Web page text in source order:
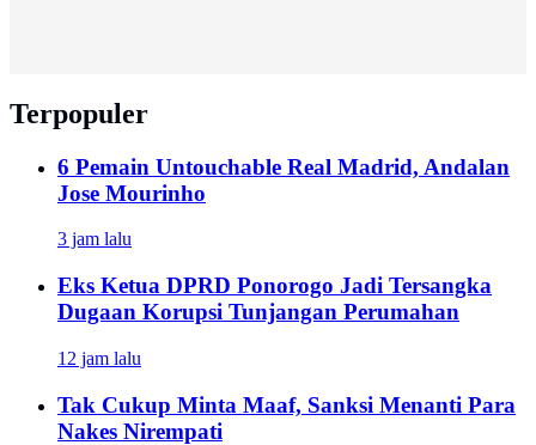
Terpopuler
6 Pemain Untouchable Real Madrid, Andalan
Jose Mourinho
3 jam lalu
Eks Ketua DPRD Ponorogo Jadi Tersangka
Dugaan Korupsi Tunjangan Perumahan
12 jam lalu
Tak Cukup Minta Maaf, Sanksi Menanti Para
Nakes Nirempati